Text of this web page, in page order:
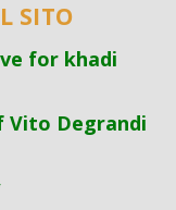
SITO
for khadi
Vito Degrandi